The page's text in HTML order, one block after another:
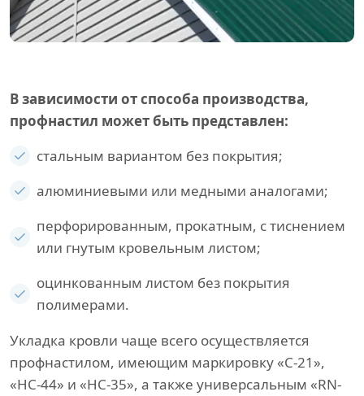
В зависимости от способа производства,
профнастил может быть представлен:
стальным вариантом без покрытия;
алюминиевыми или медными аналогами;
перфорированным, прокатным, с тиснением
или гнутым кровельным листом;
оцинкованным листом без покрытия
полимерами.
Укладка кровли чаще всего осуществляется
профнастилом, имеющим маркировку «С-21»,
«НС-44» и «НС-35», а также универсальным «RN-